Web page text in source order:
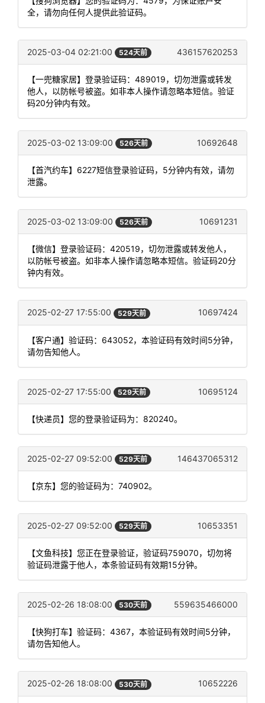
全，请勿向任何人提供此验证码。
2025-03-04 02:21:00 524天前 436157620253
【一兜糖家居】登录验证码：489019，切勿泄露或转发
他人，以防帐号被盗。如非本人操作请忽略本短信。验证
码20分钟内有效。
2025-03-02 13:09:00 526天前 10692648
【首汽约车】6227短信登录验证码，5分钟内有效，请勿
泄露。
2025-03-02 13:09:00 526天前 10691231
【微信】登录验证码：420519，切勿泄露或转发他人，
以防帐号被盗。如非本人操作请忽略本短信。验证码20分
钟内有效。
2025-02-27 17:55:00 529天前 10697424
【客户通】验证码：643052，本验证码有效时间5分钟，
请勿告知他人。
2025-02-27 17:55:00 529天前 10695124
【快递员】您的登录验证码为：820240。
2025-02-27 09:52:00 529天前 146437065312
【京东】您的验证码为：740902。
2025-02-27 09:52:00 529天前 10653351
【文鱼科技】您正在登录验证，验证码759070，切勿将
验证码泄露于他人，本条验证码有效期15分钟。
2025-02-26 18:08:00 530天前 559635466000
【快狗打车】验证码：4367，本验证码有效时间5分钟，
请勿告知他人。
2025-02-26 18:08:00 530天前 10652226